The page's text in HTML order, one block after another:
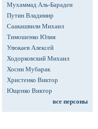
Мухаммад Аль-Барадеи
Путин Владимир
Саакашвили Михаил
Тимошенко Юлия
Улюкаев Алексей
Ходорковский Михаил
Хосни Мубарак
Христенко Виктор
Ющенко Виктор
все персоны